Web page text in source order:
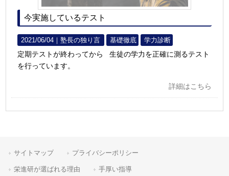
今実施しているテスト
2021/06/04｜塾長の独り言 基礎徹底 学力診断
定期テストが終わってから 生徒の学力を正確に測るテスト
を行っています。
詳細はこちら
サイトマップ プライバシーポリシー
栄進研が選ばれる理由 手厚い指導